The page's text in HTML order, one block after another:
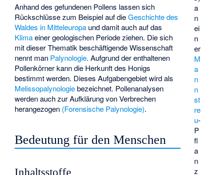
a
n
ei
n
er
M
a
n
n
st
re
u-
P
fl
a
n
z
Anhand des gefundenen Pollens lassen sich
Rückschlüsse zum Beispiel auf dieGeschichte des
Waldes in Mitteleuropa und damit auch auf das
Klimaeiner geologischen Periode ziehen. Die sich
mit dieser Thematik beschäftigende Wissenschaft
nennt man Palynologie. Aufgrund der enthaltenen
Pollenkörner kann die Herkunft des Honigs
bestimmt werden. Dieses Aufgabengebiet wird als
Melissopalynologiebezeichnet. Pollenanalysen
werden auch zur Aufklärung von Verbrechen
herangezogen (Forensische Palynologie).
Bedeutung für den Menschen
Inhaltsstoffe